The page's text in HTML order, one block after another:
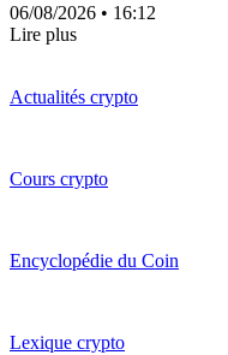
06/08/2026 • 16:12
Lire plus
Actualités crypto
Cours crypto
Encyclopédie du Coin
Lexique crypto